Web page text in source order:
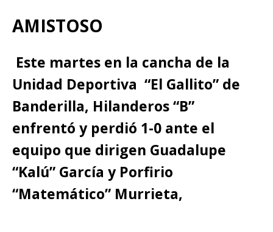
AMISTOSO
Este martes en la cancha de la
Unidad Deportiva “El Gallito” de
Banderilla, Hilanderos “B”
enfrentó y perdió 1-0 ante el
equipo que dirigen Guadalupe
“Kalú” García y Porfirio
“Matemático” Murrieta,